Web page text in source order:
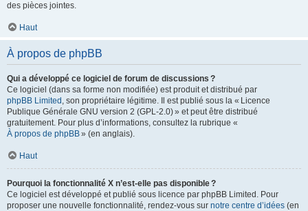
des pièces jointes.
Haut
À propos de phpBB
Qui a développé ce logiciel de forum de discussions ?
Ce logiciel (dans sa forme non modifiée) est produit et distribué par
phpBB Limited , son propriétaire légitime. Il est publié sous la « Licence
Publique Générale GNU version 2 (GPL-2.0) » et peut être distribué
gratuitement. Pour plus d’informations, consultez la rubrique «
À propos de phpBB» (en anglais).
Haut
Pourquoi la fonctionnalité X n’est-elle pas disponible ?
Ce logiciel est développé et publié sous licence par phpBB Limited. Pour
proposer une nouvelle fonctionnalité, rendez-vous sur notre centre d’idées (en